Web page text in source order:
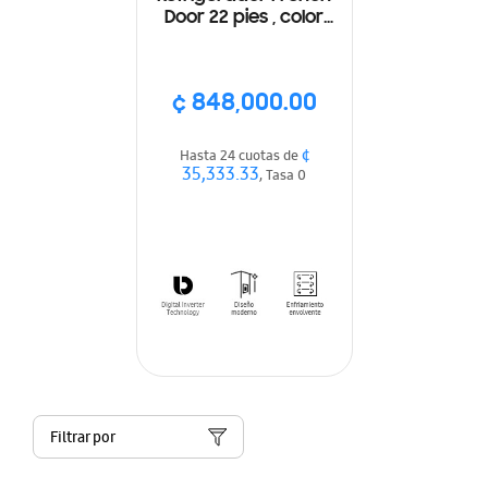
Door 22 pies , color
¢ 848,000.00
Hasta 24 cuotas de¢
35,333.33, Tasa 0
Filtrar por